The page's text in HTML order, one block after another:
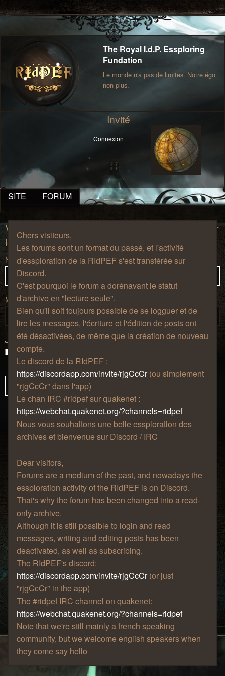
The Royal I.d.P. Essploring
Fundation
Le monde n'a pas de limites. Notre égo
non plus.
Invité
Connexion
SITE FORUM
Chers visiteurs,
Les forums sont un format du passé, et l'activité
d'essploration de la RIdPEF s'est transférée sur
Discord.
C'est pourquoi le forum a dorénavant le statut
d'archive en "lecture seule".
Bien qu'il soit toujours possible de se logguer et de
lire les messages, l'écriture et l'édition de posts ont
été désactivées, de même que la création de nouveau
compte.
Le discord de la RIdPEF :
https://discordapp.com/invite/rjgCcCr(ou simplement
"rjgCcCr" dans l'app)
Le chan IRC #ridpef sur quakenet :
https://webchat.quakenet.org/?channels=ridpef
Nous vous souhaitons une belle essploration des
archives et bienvenue sur Discord / IRC
Dear visitors,
Forums are a medium of the past, and nowadays the
essploration activity of the RIdPEF is on Discord.
That's why the forum has been changed into a read-
only archive.
Although it is still possible to login and read
messages, writing and editing posts has been
deactivated, as well as subscribing.
The RIdPEF's discord:
https://discordapp.com/invite/rjgCcCr(or just
"rjgCcCr" in the app)
The #ridpef IRC channel on quakenet:
https://webchat.quakenet.org/?channels=ridpef
Note that we're still mainly a french speaking
community, but we welcome english speakers when
they come say hello
Vous devez vous connecter afin de pouvoir citer
les messages de ce forum.
Nom d’utilisateur :
Mot de passe :
J’ai oublié mon mot de passe
Se souvenir de moi
Masquer ma présence lors de cette session